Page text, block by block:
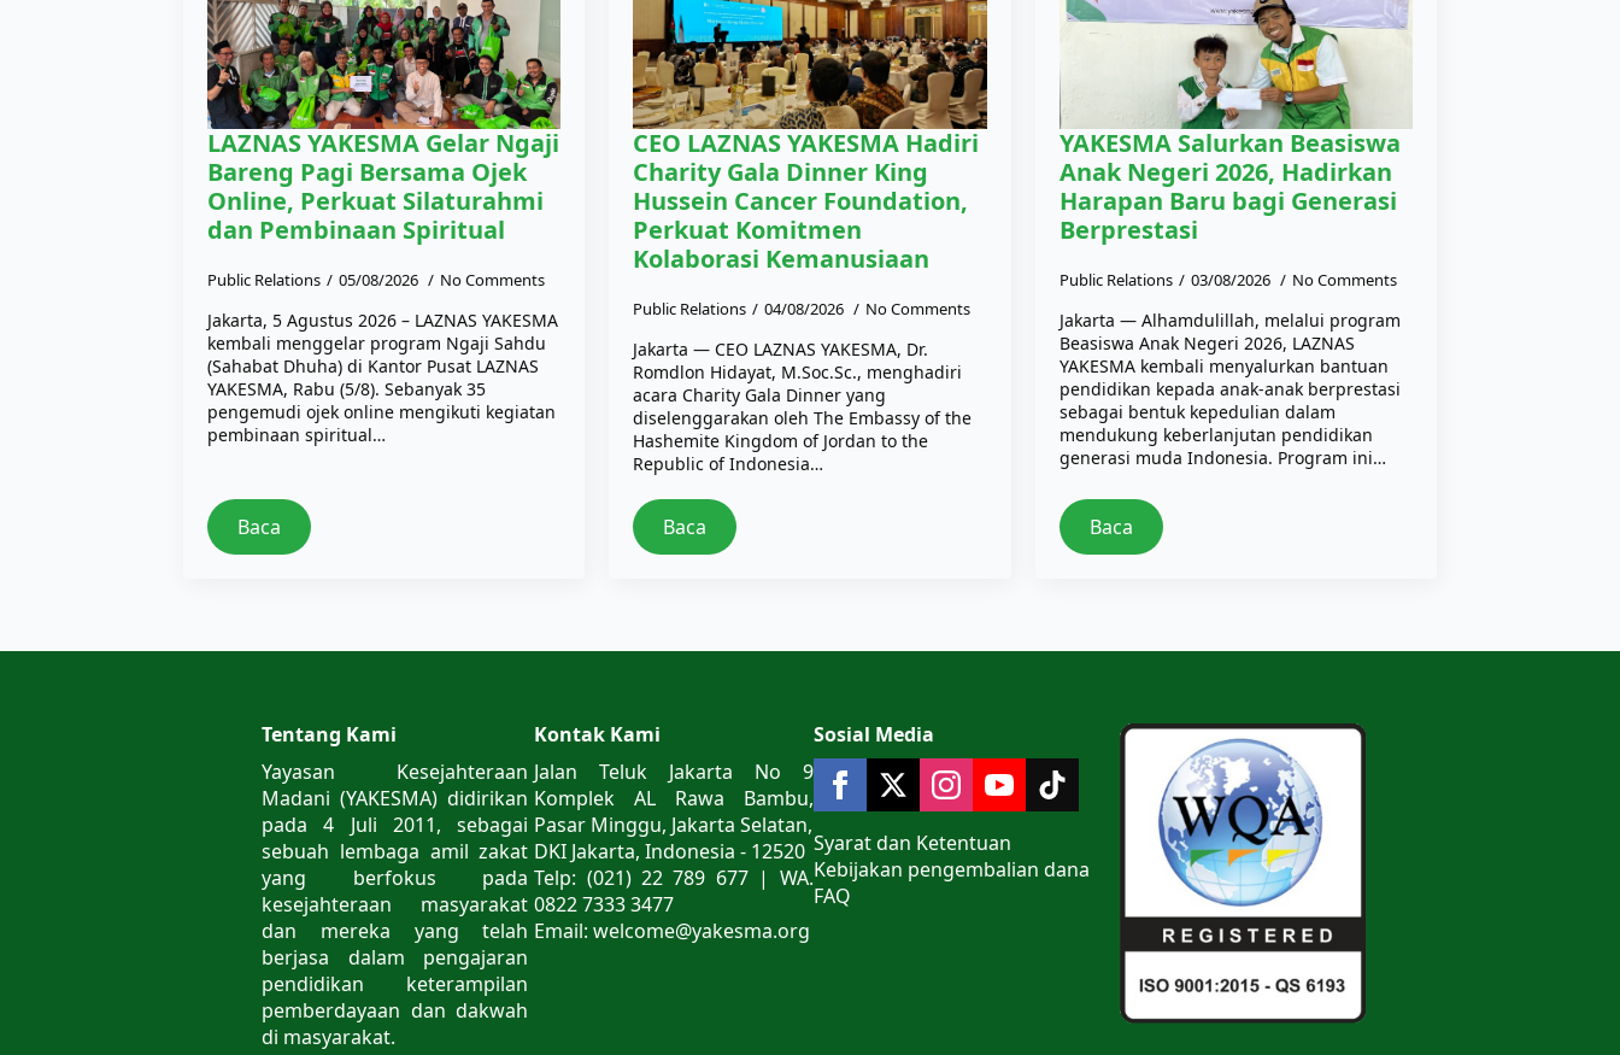
LAZNAS YAKESMA Gelar Ngaji
Bareng Pagi Bersama Ojek
Online, Perkuat Silaturahmi
dan Pembinaan Spiritual
Public Relations 05/08/2026 No Comments
Jakarta, 5 Agustus 2026 – LAZNAS YAKESMA
kembali menggelar program Ngaji Sahdu
(Sahabat Dhuha) di Kantor Pusat LAZNAS
YAKESMA, Rabu (5/8). Sebanyak 35
pengemudi ojek online mengikuti kegiatan
pembinaan spiritual…
Baca
CEO LAZNAS YAKESMA Hadiri
Charity Gala Dinner King
Hussein Cancer Foundation,
Perkuat Komitmen
Kolaborasi Kemanusiaan
Public Relations 04/08/2026 No Comments
Jakarta — CEO LAZNAS YAKESMA, Dr.
Romdlon Hidayat, M.Soc.Sc., menghadiri
acara Charity Gala Dinner yang
diselenggarakan oleh The Embassy of the
Hashemite Kingdom of Jordan to the
Republic of Indonesia…
Baca
YAKESMA Salurkan Beasiswa
Anak Negeri 2026, Hadirkan
Harapan Baru bagi Generasi
Berprestasi
Public Relations 03/08/2026 No Comments
Jakarta — Alhamdulillah, melalui program
Beasiswa Anak Negeri 2026, LAZNAS
YAKESMA kembali menyalurkan bantuan
pendidikan kepada anak-anak berprestasi
sebagai bentuk kepedulian dalam
mendukung keberlanjutan pendidikan
generasi muda Indonesia. Program ini…
Baca
Tentang Kami
Yayasan Kesejahteraan
Madani (YAKESMA) didirikan
pada 4 Juli 2011, sebagai
sebuah lembaga amil zakat
yang berfokus pada
kesejahteraan masyarakat
dan mereka yang telah
berjasa dalam pengajaran
pendidikan keterampilan
pemberdayaan dan dakwah
di masyarakat.
Kontak Kami
Jalan Teluk Jakarta No 9
Komplek AL Rawa Bambu,
Pasar Minggu, Jakarta Selatan,
DKI Jakarta, Indonesia - 12520
Telp: (021) 22 789 677 | WA.
0822 7333 3477
Email: welcome@yakesma.org
Sosial Media
Syarat dan Ketentuan
Kebijakan pengembalian dana
FAQ